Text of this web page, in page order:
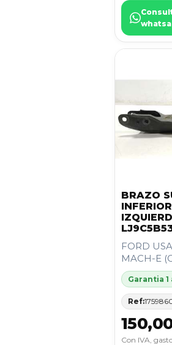
BRAZO
FORD
MACH-E
Garantia 1
Ref:
Con IVA,